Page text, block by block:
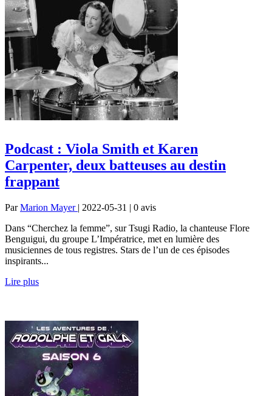
Podcast : Viola Smith et Karen
Carpenter, deux batteuses au destin
frappant
ParMarion Mayer | 2022-05-31 | 0 avis
Dans “Cherchez la femme”, sur Tsugi Radio, la chanteuse Flore
Benguigui, du groupe L’Impératrice, met en lumière des
musiciennes de tous registres. Stars de l’un de ces épisodes
inspirants...
Lire plus